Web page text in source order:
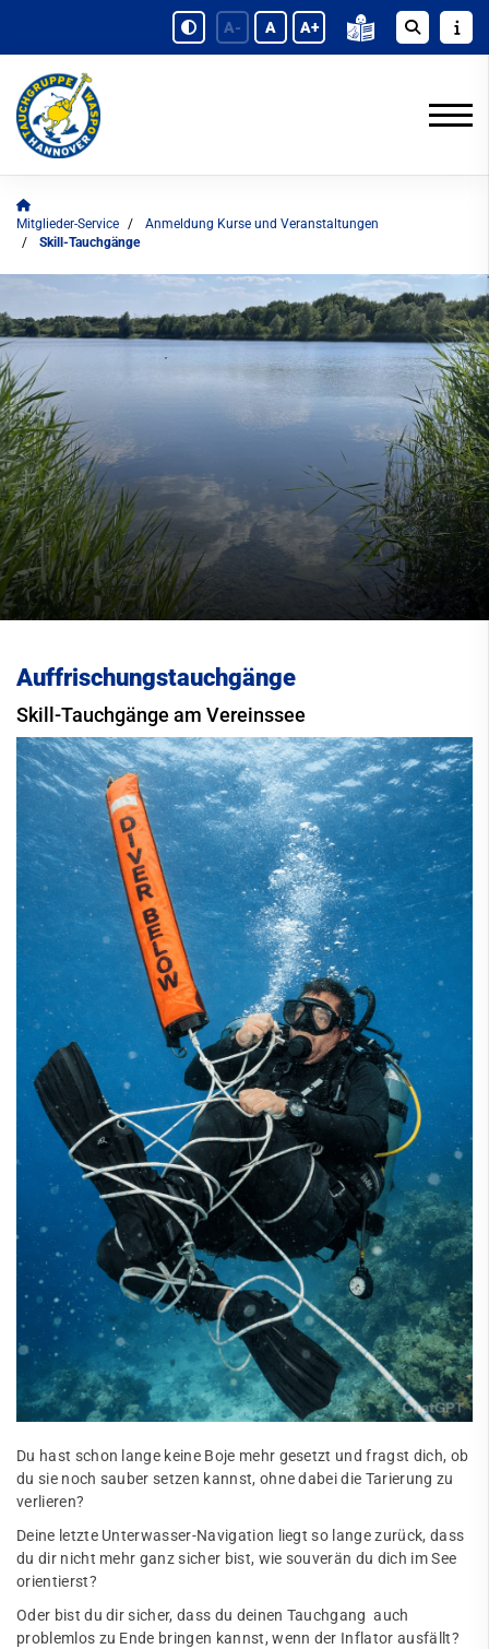
A- A A+
Mitglieder-Service
Anmeldung Kurse und Veranstaltungen
Skill-Tauchgänge
Auffrischungstauchgänge
Skill-Tauchgänge am Vereinssee
Du hast schon lange keine Boje mehr gesetzt und fragst dich, ob
du sie noch sauber setzen kannst, ohne dabei die Tarierung zu
verlieren?
Deine letzte Unterwasser-Navigation liegt so lange zurück, dass
du dir nicht mehr ganz sicher bist, wie souverän du dich im See
orientierst?
Oder bist du dir sicher, dass du deinen Tauchgang auch
problemlos zu Ende bringen kannst, wenn der Inflator ausfällt?